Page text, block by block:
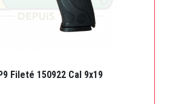
Fileté 150922 Cal 9x19